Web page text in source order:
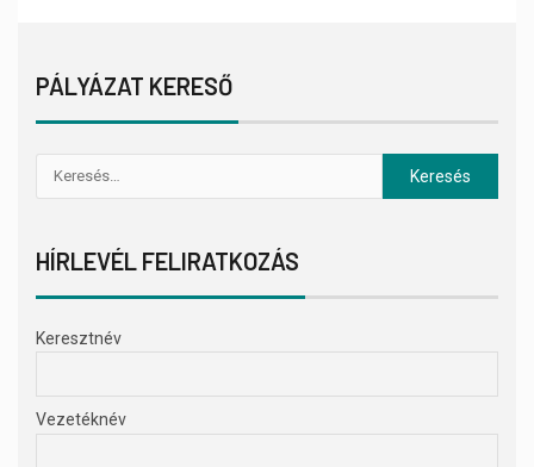
PÁLYÁZAT KERESŐ
HÍRLEVÉL FELIRATKOZÁS
Keresztnév
Vezetéknév